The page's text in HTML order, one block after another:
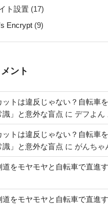
ト設置 (17)
Encrypt (9)
ント
ットは違反じゃない？自転車
識」と意外な盲点 に デフよん
ットは違反じゃない？自転車
識」と意外な盲点 に がんちゃ
道をモヤモヤと自転車で直進
道をモヤモヤと自転車で直進